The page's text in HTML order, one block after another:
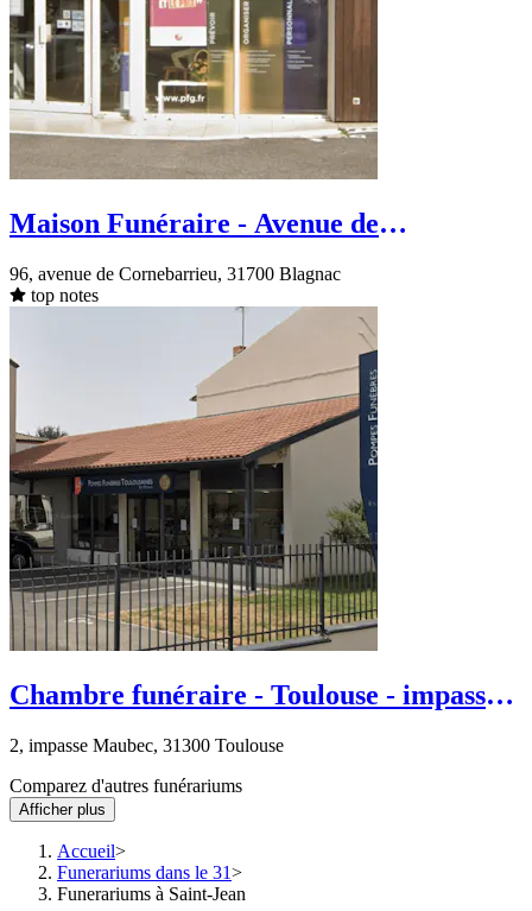
Maison Funéraire - Avenue de
96, avenue de Cornebarrieu, 31700 Blagnac
top notes
Chambre funéraire - Toulouse - impasse
2, impasse Maubec, 31300 Toulouse
Comparez d'autres funérariums
Afficher plus
Accueil
Funerariums dans le 31
Funerariums à Saint-Jean